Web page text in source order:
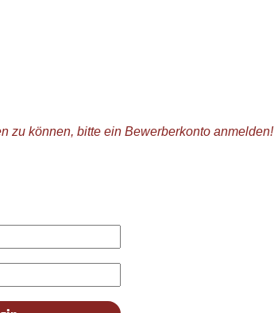
zu können, bitte ein Bewerberkonto anmelden!